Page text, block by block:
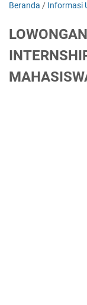
Beranda / Informasi